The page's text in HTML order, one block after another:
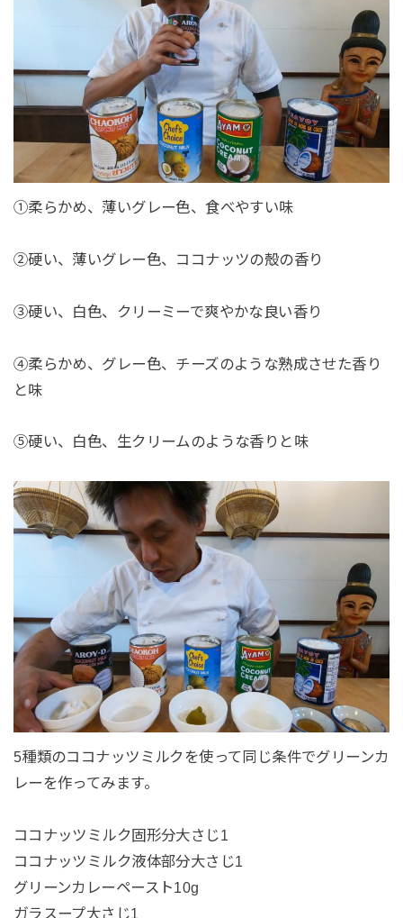
①柔らかめ、薄いグレー色、食べやすい味
②硬い、薄いグレー色、ココナッツの殻の香り
③硬い、白色、クリーミーで爽やかな良い香り
④柔らかめ、グレー色、チーズのような熟成させた香り
と味
⑤硬い、白色、生クリームのような香りと味
5種類のココナッツミルクを使って同じ条件でグリーンカ
レーを作ってみます。
ココナッツミルク固形分大さじ1
ココナッツミルク液体部分大さじ1
グリーンカレーペースト10g
ガラスープ大さじ1